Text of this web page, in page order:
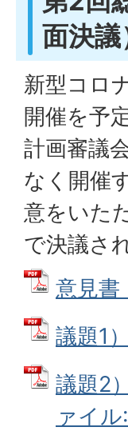
面決議
新型コロ
開催を予
計画審議
なく開催
意をいた
で決議さ
意見書
議題1
議題2
ァイ